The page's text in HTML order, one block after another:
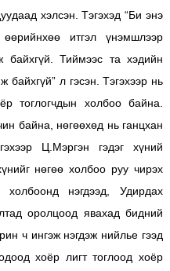
хэлсэн. Тэгэхэд “Би энэ
итгэл үнэмшлээр
байхгүй. Тиймээс та хэдийн
л гэсэн. Тэгэхээр нь
тоглогчдын холбоо байна.
байна, нөгөөхөд нь ганцхан
Ц.Мэргэн гэдэг хүний
нөгөө холбоо руу чирэх
нэгдээд, Удирдах
оролцоод явахад бидний
ч ингэж нэгдэж нийлье гээд
хоёр лигт тоглоод хоёр